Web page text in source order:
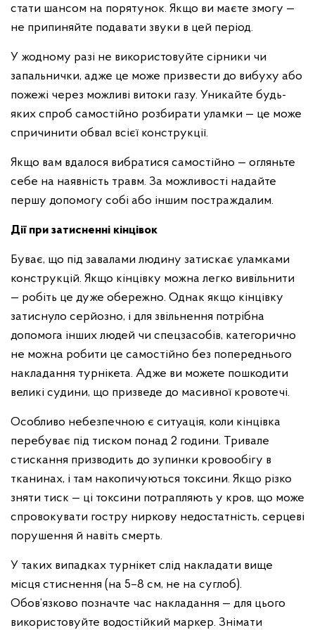
стати шансом на порятунок. Якщо ви маєте змогу —
не припиняйте подавати звуки в цей період.
У жодному разі не використовуйте сірники чи
запальнички, адже це може призвести до вибуху або
пожежі через можливі витоки газу. Уникайте будь-
яких спроб самостійно розбирати уламки — це може
спричинити обвал всієї конструкції.
Якщо вам вдалося вибратися самостійно — огляньте
себе на наявність травм. За можливості надайте
першу допомогу собі або іншим постраждалим.
Дії при затисненні кінцівок
Буває, що під завалами людину затискає уламками
конструкцій. Якщо кінцівку можна легко вивільнити
— робіть це дуже обережно. Однак якщо кінцівку
затиснуло серйозно, і для звільнення потрібна
допомога інших людей чи спецзасобів, категорично
не можна робити це самостійно без попереднього
накладання турнікета. Адже ви можете пошкодити
великі судини, що призведе до масивної кровотечі.
Особливо небезпечною є ситуація, коли кінцівка
перебуває під тиском понад 2 години. Тривале
стискання призводить до зупинки кровообігу в
тканинах, і там накопичуються токсини. Якщо різко
зняти тиск — ці токсини потрапляють у кров, що може
спровокувати гостру ниркову недостатність, серцеві
порушення й навіть смерть.
У таких випадках турнікет слід накладати вище
місця стиснення (на 5–8 см, не на суглоб).
Обов’язково позначте час накладання — для цього
використовуйте водостійкий маркер. Знімати